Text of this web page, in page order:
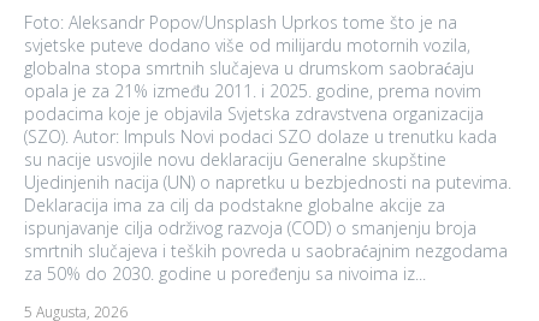
Foto: Aleksandr Popov/Unsplash Uprkos tome što je na
svjetske puteve dodano više od milijardu motornih vozila,
globalna stopa smrtnih slučajeva u drumskom saobraćaju
opala je za 21% između 2011. i 2025. godine, prema novim
podacima koje je objavila Svjetska zdravstvena organizacija
(SZO). Autor: Impuls Novi podaci SZO dolaze u trenutku kada
su nacije usvojile novu deklaraciju Generalne skupštine
Ujedinjenih nacija (UN) o ​​napretku u bezbjednosti na putevima.
Deklaracija ima za cilj da podstakne globalne akcije za
ispunjavanje cilja održivog razvoja (COD) o smanjenju broja
smrtnih slučajeva i teških povreda u saobraćajnim nezgodama
za 50% do 2030. godine u poređenju sa nivoima iz...
5 Augusta, 2026